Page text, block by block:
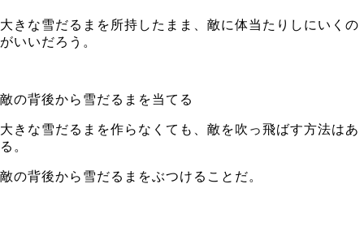
大きな雪だるまを所持したまま、敵に体当たりしにいくの
がいいだろう。
敵の背後から雪だるまを当てる
大きな雪だるまを作らなくても、敵を吹っ飛ばす方法はあ
る。
敵の背後から雪だるまをぶつけることだ。